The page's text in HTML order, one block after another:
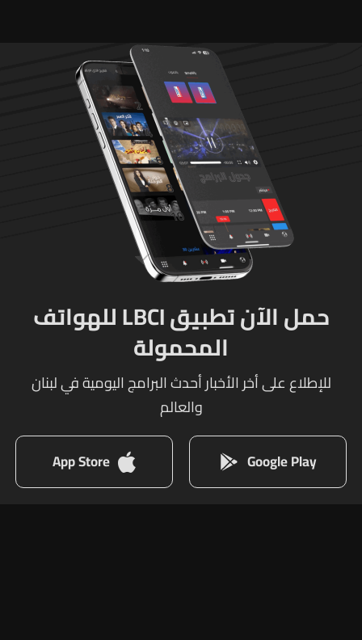
حمل الآن تطبيق LBCI للهواتف
المحمولة
للإطلاع على أخر الأخبار أحدث البرامج اليومية في لبنان
والعالم
Google Play
App Store